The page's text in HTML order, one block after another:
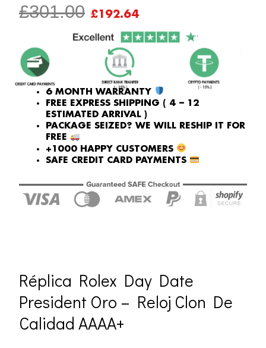
£301.00 ORIGINAL
PRICE
WAS:
£301.00.
£192.64
PRICE
IS:
£192.64.
6 MONTH WARRANTY
FREE EXPRESS SHIPPING ( 4 – 12
ESTIMATED ARRIVAL )
PACKAGE SEIZED? WE WILL RESHIP IT FOR
FREE
+1000 HAPPY CUSTOMERS
SAFE CREDIT CARD PAYMENTS
Réplica Rolex Day Date
President Oro – Reloj Clon De
Calidad AAAA+